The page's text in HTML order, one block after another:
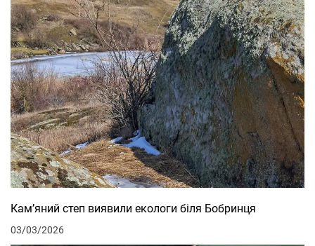
Кам’яний степ виявили екологи біля Бобринця
03/03/2026